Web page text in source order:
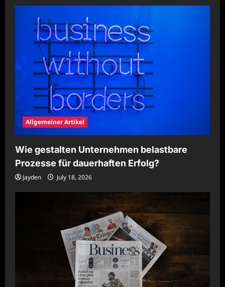
Allgemeiner Artikel
Wie gestalten Unternehmen belastbare
Prozesse für dauerhaften Erfolg?
Jayden July 18, 2026